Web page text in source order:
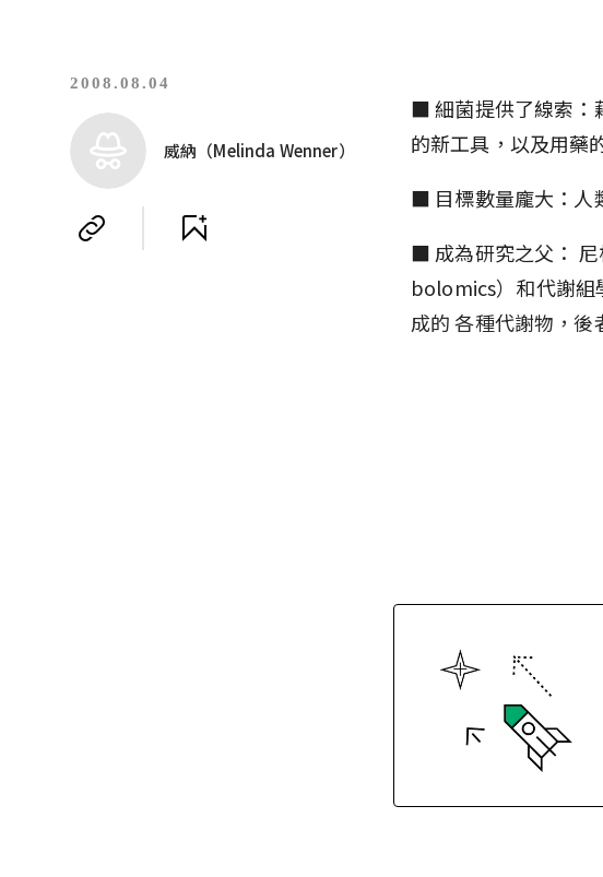
2008.08.04
威納（Melinda Wenner）
■ 細菌提供了線索：
的新工具，以及用藥
■ 目標數量龐大：人
■ 成為研究之父：
bolomics）和代謝
成的 各種代謝物，後